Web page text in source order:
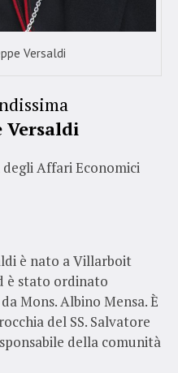
Versaldi
Versaldi
Affari Economici
è nato a Villarboit
è stato ordinato
Mons. Albino Mensa. È
del SS. Salvatore
della comunità